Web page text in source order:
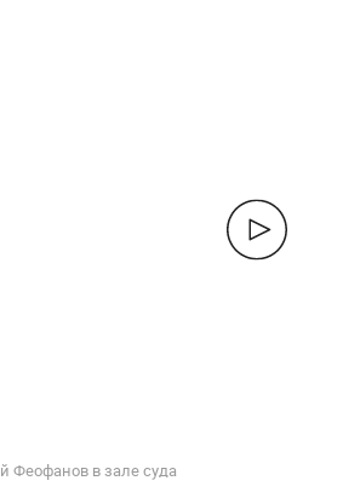
Феофанов в зале суда